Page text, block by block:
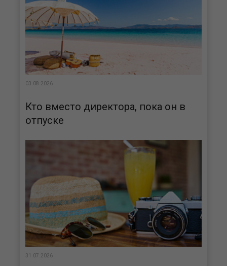
03.08.2026
Кто вместо директора, пока он в
отпуске
31.07.2026